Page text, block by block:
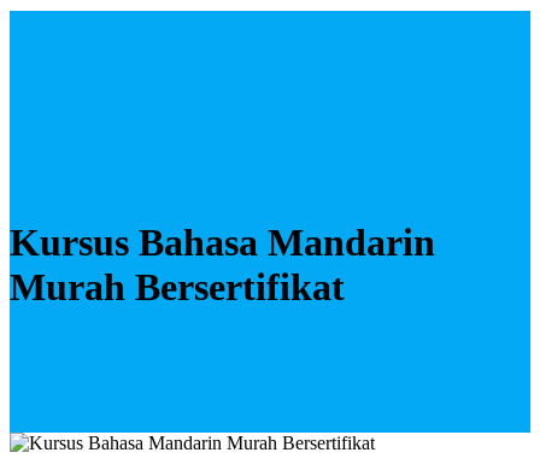
Kursus Bahasa Mandarin
Murah Bersertifikat